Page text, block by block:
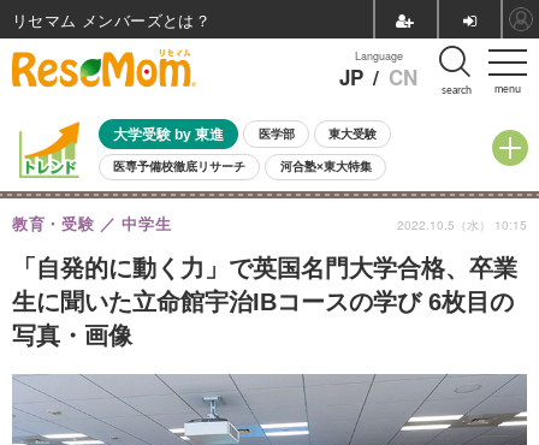
menu
Language
JP / CN search
大学受験 by 東進 医学部 東大受験
医専予備校徹底リサーチ 河合塾×東大特集
親子で考える大学選び 高校受験 中学受験 小学校受験
共通テスト 夏休み
8月開催イベント・WS 全国公立高校 過去問 人気記事
自由研究教材（小学生向け） 自由研究教材（中学生向け） ランキング
「自発的に動く力」で英国名門大学合格、卒業
生に聞いた立命館宇治IBコースの学び 6枚目の
写真・画像
教育・受験 中学生 2022.10.5（水） 10:15
リセマム メンバーズ